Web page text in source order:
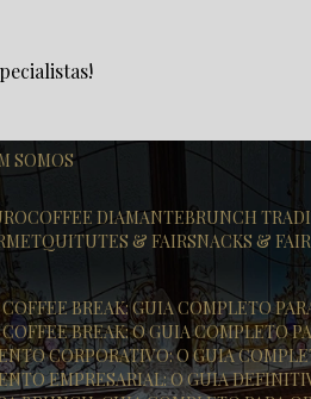
SOMOS
COFFEE DIAMANTE BRUNCH
QUITUTES & FAIR SNACKS & FAIR
COFFEE BREAK: GUIA COMPLETO
COFFEE BREAK: O GUIA COMPLETO
CORPORATIVO: O GUIA
EMPRESARIAL: O GUIA